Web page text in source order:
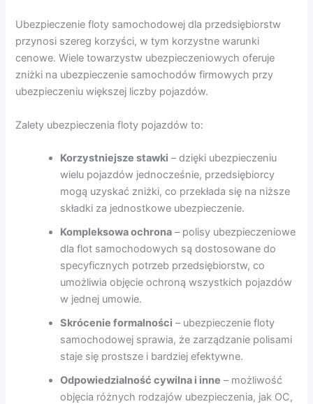
Ubezpieczenie floty samochodowej dla przedsiębiorstw
przynosi szereg korzyści, w tym korzystne warunki
cenowe. Wiele towarzystw ubezpieczeniowych oferuje
zniżki na ubezpieczenie samochodów firmowych przy
ubezpieczeniu większej liczby pojazdów.
Zalety ubezpieczenia floty pojazdów to:
Korzystniejsze stawki – dzięki ubezpieczeniu
wielu pojazdów jednocześnie, przedsiębiorcy
mogą uzyskać zniżki, co przekłada się na niższe
składki za jednostkowe ubezpieczenie.
Kompleksowa ochrona – polisy ubezpieczeniowe
dla flot samochodowych są dostosowane do
specyficznych potrzeb przedsiębiorstw, co
umożliwia objęcie ochroną wszystkich pojazdów
w jednej umowie.
Skrócenie formalności – ubezpieczenie floty
samochodowej sprawia, że zarządzanie polisami
staje się prostsze i bardziej efektywne.
Odpowiedzialność cywilna i inne – możliwość
objęcia różnych rodzajów ubezpieczenia, jak OC,